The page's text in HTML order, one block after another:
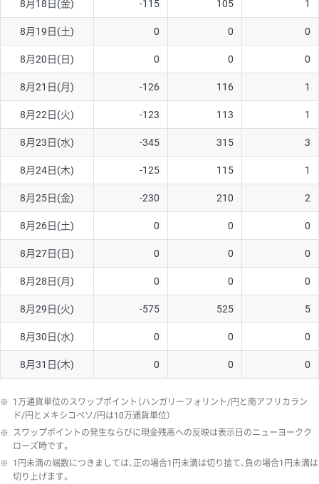
ソ/円は10万通貨単位。
8月18日(金) -115 105 1
8月19日(土) 0 0 0
8月20日(日) 0 0 0
8月21日(月) -126 116 1
8月22日(火) -123 113 1
8月23日(水) -345 315 3
8月24日(木) -125 115 1
8月25日(金) -230 210 2
8月26日(土) 0 0 0
8月27日(日) 0 0 0
8月28日(月) 0 0 0
8月29日(火) -575 525 5
8月30日(水) 0 0 0
8月31日(木) 0 0 0
※ 1万通貨単位のスワップポイント（ハンガリーフォリント/円と南アフリカラン
ド/円とメキシコペソ/円は10万通貨単位）
※ スワップポイントの発生ならびに現金残高への反映は表示日のニューヨークク
ローズ時です。
※ 1円未満の端数につきましては、正の場合1円未満は切り捨て、負の場合1円未満は
切り上げます。